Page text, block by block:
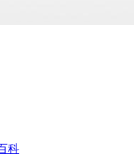
科